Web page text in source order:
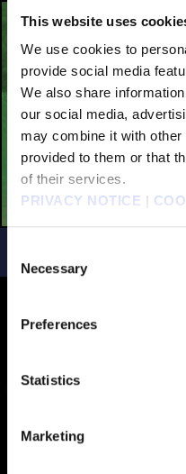
This website uses
We use cookies to
provide social media
We also share
our social media,
may combine it with other
provided to them or that
of their services.
PRIVACY NOTICE |
Selection
Necessary
Preferences
Statistics
Marketing
su Kingdom